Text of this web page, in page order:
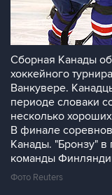
Сборная Канады
хоккейного
Ванкувере.
периоде словаки
несколько
В финале
Канады. "Бронзу" в
команды
Фото Reuters